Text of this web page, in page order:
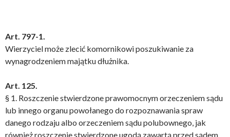
Art. 797-1.
Wierzyciel może zlecić komornikowi poszukiwanie za
wynagrodzeniem majątku dłużnika.
Art. 125.
§ 1. Roszczenie stwierdzone prawomocnym orzeczeniem sądu
lub innego organu powołanego do rozpoznawania spraw
danego rodzaju albo orzeczeniem sądu polubownego, jak
również roszczenie stwierdzone ugodą zawartą przed sądem